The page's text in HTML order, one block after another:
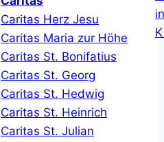
Caritas Herz Jesu
Caritas Maria zur Höhe
Caritas St. Bonifatius
Caritas St. Georg
Caritas St. Hedwig
Caritas St. Heinrich
Caritas St. Julian